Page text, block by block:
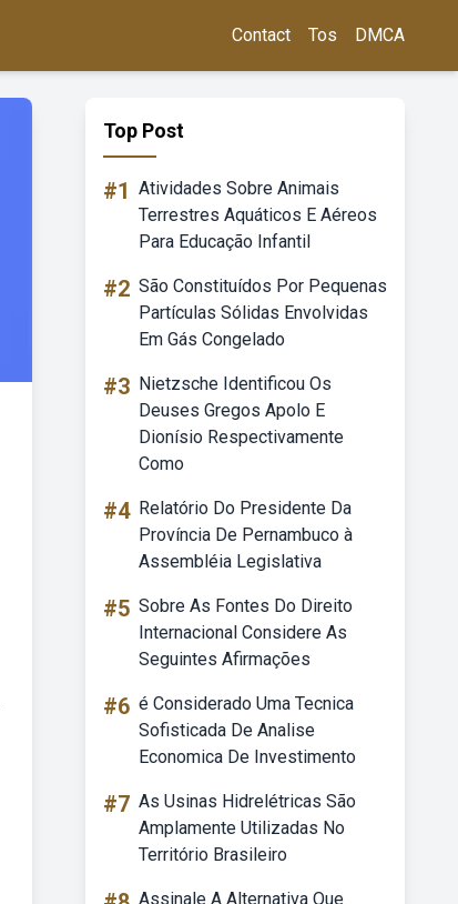
Contact Tos DMCA
Top Post
#1 Atividades Sobre Animais
Terrestres Aquáticos E Aéreos
Para Educação Infantil
#2 São Constituídos Por Pequenas
Partículas Sólidas Envolvidas
Em Gás Congelado
#3 Nietzsche Identificou Os
Deuses Gregos Apolo E
Dionísio Respectivamente
Como
#4 Relatório Do Presidente Da
Província De Pernambuco à
Assembléia Legislativa
#5 Sobre As Fontes Do Direito
Internacional Considere As
Seguintes Afirmações
#6 é Considerado Uma Tecnica
Sofisticada De Analise
Economica De Investimento
#7 As Usinas Hidrelétricas São
Amplamente Utilizadas No
Território Brasileiro
Assinale A Alternativa Que